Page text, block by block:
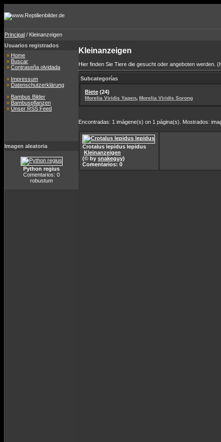
Principal / Kleinanzeigen
Usuarios registrados
» Home
» Buscar
» Contraseña olvidada
» Impressum
» Datenschutzerklärung
» Bambus Bilder
» Bambuspflanzen
» Unser RSS Feed
Imagen aleatoria
Python regius
Comentarios: 0
robustum
Kleinanzeigen
Hier finden Sie Tiere die gesucht oder angeboten werden.
Subcategorías
Biete (24)
Morelia Viridis Yapen, Morelia Viridis Sorong
Encontradas: 1 imágene(s) on 1 página(s). Mostrados:
Crotalus lepidus lepidus
Kleinanzeigen
(© by snakeguy)
Comentarios: 0